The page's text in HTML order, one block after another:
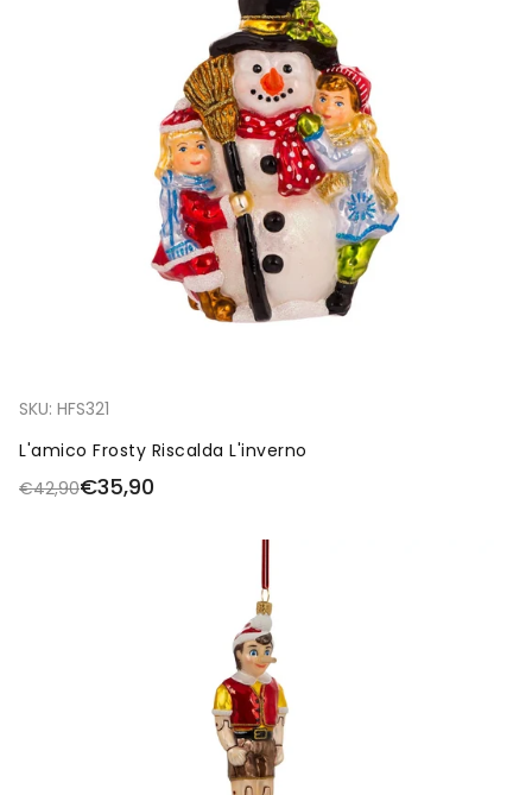
SKU: HFS321
L'amico Frosty Riscalda L'inverno
€42,90€35,90